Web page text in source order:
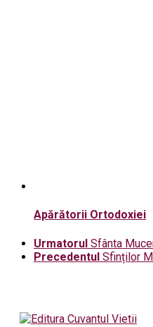
Apărătorii Ortodoxiei
Urmatorul Sfânta
Precedentul Sfinților